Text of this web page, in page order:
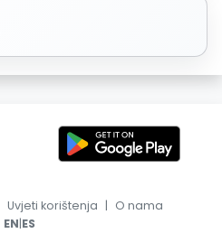
Uvjeti korištenja | O nama
EN|ES